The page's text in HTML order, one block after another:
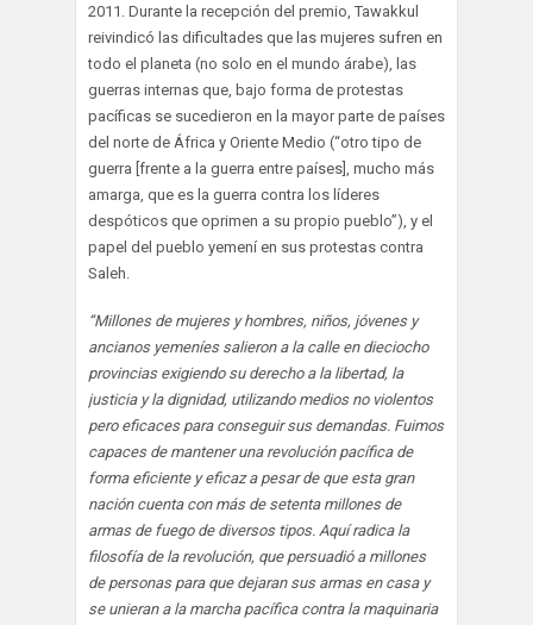
2011. Durante la recepción del premio, Tawakkul
reivindicó las dificultades que las mujeres sufren en
todo el planeta (no solo en el mundo árabe), las
guerras internas que, bajo forma de protestas
pacíficas se sucedieron en la mayor parte de países
del norte de África y Oriente Medio (“otro tipo de
guerra [frente a la guerra entre países], mucho más
amarga, que es la guerra contra los líderes
despóticos que oprimen a su propio pueblo”), y el
papel del pueblo yemení en sus protestas contra
Saleh.
“Millones de mujeres y hombres, niños, jóvenes y
ancianos yemeníes salieron a la calle en dieciocho
provincias exigiendo su derecho a la libertad, la
justicia y la dignidad, utilizando medios no violentos
pero eficaces para conseguir sus demandas. Fuimos
capaces de mantener una revolución pacífica de
forma eficiente y eficaz a pesar de que esta gran
nación cuenta con más de setenta millones de
armas de fuego de diversos tipos. Aquí radica la
filosofía de la revolución, que persuadió a millones
de personas para que dejaran sus armas en casa y
se unieran a la marcha pacífica contra la maquinaria